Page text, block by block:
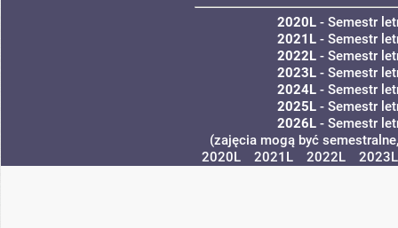
2020L- Semestr
2021L- Semestr
2022L- Semestr
2023L- Semestr
2024L- Semestr
2025L- Semestr
2026L- Semestr
(zajęcia mogą być
2020L
2021L 2022L 2023L